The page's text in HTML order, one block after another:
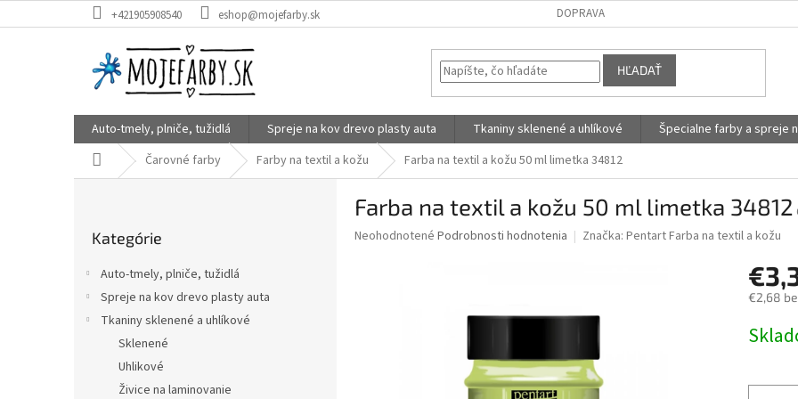
na
+421905908540 eshop@mojefarby.sk DOPRAVA
HĽADAŤ
Auto-tmely, plniče, tužidlá Spreje na kov drevo plasty auta Tkaniny sklenené a uhlíkové Špecialne farby a spreje
Domov Čarovné farby Farby na textil a kožu Farba na textil a kožu 50 ml limetka 34812
kategórie
Kategórie
Auto-tmely, plniče, tužidlá
Spreje na kov drevo plasty auta
Tkaniny sklenené a uhlíkové
Sklenené
Uhlikové
Živice na laminovanie
Farba na textil a kožu 50 ml limetka 34812
Priemerné
Neohodnotené Podrobnosti hodnotenia Značka: Pentart Farba na textil a kožu
€2,68
cena: